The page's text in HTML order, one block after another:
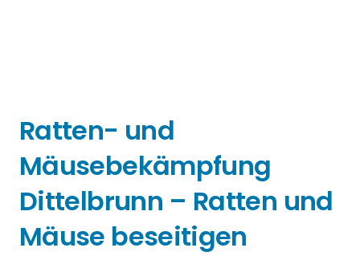
Ratten- und
Mäusebekämpfung
Dittelbrunn – Ratten und
Mäuse beseitigen